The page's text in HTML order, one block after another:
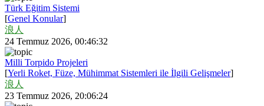
Türk Eğitim Sistemi
[Genel Konular]
浪人
24 Temmuz 2026, 00:46:32
Milli Torpido Projeleri
[Yerli Roket, Füze, Mühimmat Sistemleri ile İlgili Gelişmeler]
浪人
23 Temmuz 2026, 20:06:24